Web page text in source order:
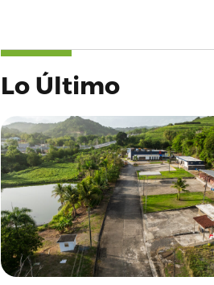
Lo Último